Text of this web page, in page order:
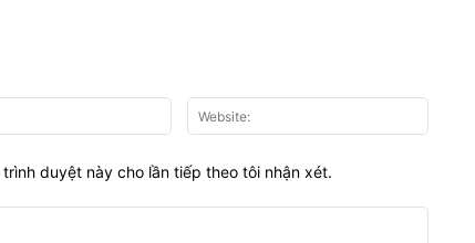
Email:*
duyệt này cho lần tiếp theo tôi nhận xét.